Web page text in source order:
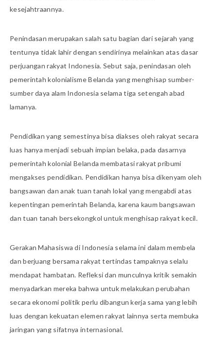
kesejahtraannya.
Penindasan merupakan salah satu bagian dari sejarah yang
tentunya tidak lahir dengan sendirinya melainkan atas dasar
perjuangan rakyat Indonesia. Sebut saja, penindasan oleh
pemerintah kolonialisme Belanda yang menghisap sumber-
sumber daya alam Indonesia selama tiga setengah abad
lamanya.
Pendidikan yang semestinya bisa diakses oleh rakyat secara
luas hanya menjadi sebuah impian belaka, pada dasarnya
pemerintah kolonial Belanda membatasi rakyat pribumi
mengakses pendidikan. Pendidikan hanya bisa dikenyam oleh
bangsawan dan anak tuan tanah lokal yang mengabdi atas
kepentingan pemerintah Belanda, karena kaum bangsawan
dan tuan tanah bersekongkol untuk menghisap rakyat kecil.
Gerakan Mahasiswa di Indonesia selama ini dalam membela
dan berjuang bersama rakyat tertindas tampaknya selalu
mendapat hambatan. Refleksi dan munculnya kritik semakin
menyadarkan mereka bahwa untuk melakukan perubahan
secara ekonomi politik perlu dibangun kerja sama yang lebih
luas dengan kekuatan elemen rakyat lainnya serta membuka
jaringan yang sifatnya internasional.